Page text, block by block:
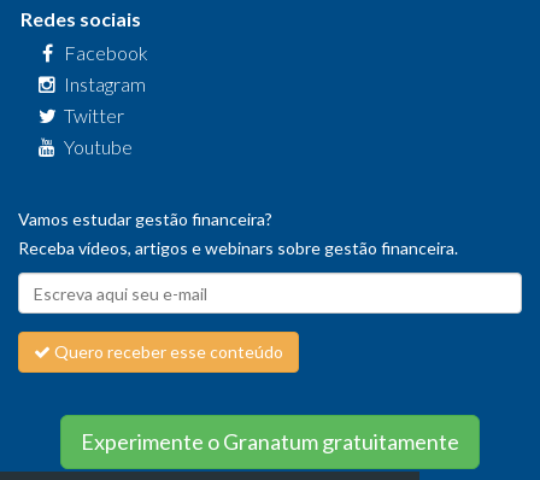
Redes sociais
Facebook
Instagram
Twitter
Youtube
Vamos estudar gestão financeira?
Receba vídeos, artigos e webinars sobre gestão financeira.
Quero receber esse conteúdo
Experimente o Granatum gratuitamente